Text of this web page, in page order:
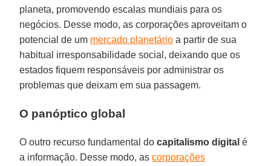
planeta, promovendo escalas mundiais para os
negócios. Desse modo, as corporações aproveitam o
potencial de um mercado planetário a partir de sua
habitual irresponsabilidade social, deixando que os
estados fiquem responsáveis por administrar os
problemas que deixam em sua passagem.
O panóptico global
O outro recurso fundamental docapitalismo digital é
a informação. Desse modo, ascorporações